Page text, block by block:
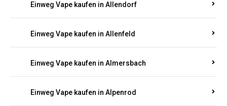
Einweg Vape kaufen in Allendorf
Einweg Vape kaufen in Allenfeld
Einweg Vape kaufen in Almersbach
Einweg Vape kaufen in Alpenrod